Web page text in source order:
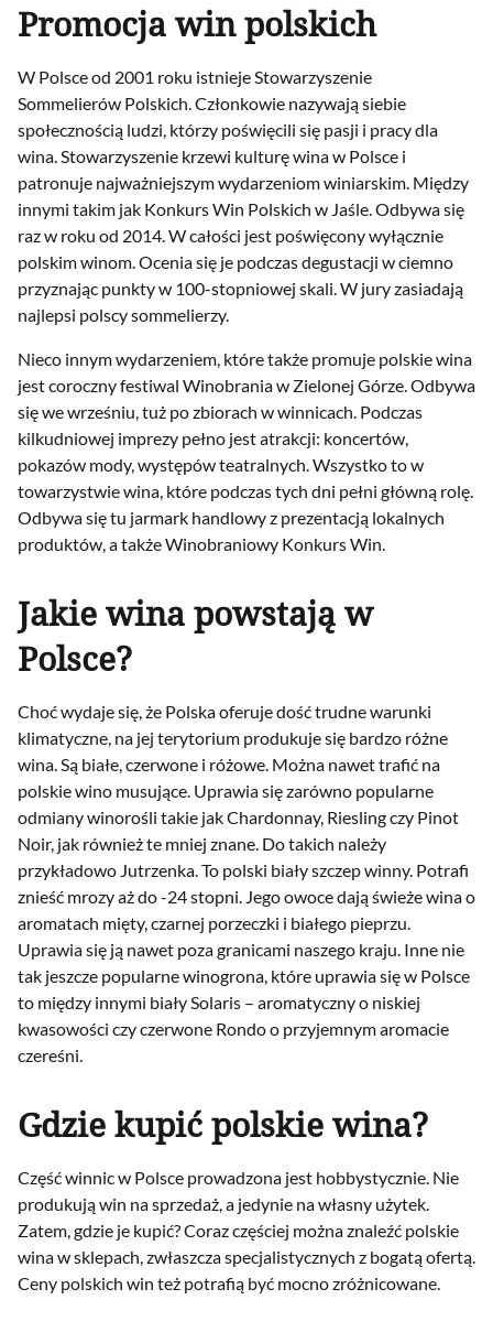
Promocja win polskich
W Polsce od 2001 roku istnieje Stowarzyszenie
Sommelierów Polskich. Członkowie nazywają siebie
społecznością ludzi, którzy poświęcili się pasji i pracy dla
wina. Stowarzyszenie krzewi kulturę wina w Polsce i
patronuje najważniejszym wydarzeniom winiarskim. Między
innymi takim jak Konkurs Win Polskich w Jaśle. Odbywa się
raz w roku od 2014. W całości jest poświęcony wyłącznie
polskim winom. Ocenia się je podczas degustacji w ciemno
przyznając punkty w 100-stopniowej skali. W jury zasiadają
najlepsi polscy sommelierzy.
Nieco innym wydarzeniem, które także promuje polskie wina
jest coroczny festiwal Winobrania w Zielonej Górze. Odbywa
się we wrześniu, tuż po zbiorach w winnicach. Podczas
kilkudniowej imprezy pełno jest atrakcji: koncertów,
pokazów mody, występów teatralnych. Wszystko to w
towarzystwie wina, które podczas tych dni pełni główną rolę.
Odbywa się tu jarmark handlowy z prezentacją lokalnych
produktów, a także Winobraniowy Konkurs Win.
Jakie wina powstają w
Polsce?
Choć wydaje się, że Polska oferuje dość trudne warunki
klimatyczne, na jej terytorium produkuje się bardzo różne
wina. Są białe, czerwone i różowe. Można nawet trafić na
polskie wino musujące. Uprawia się zarówno popularne
odmiany winorośli takie jak Chardonnay, Riesling czy Pinot
Noir, jak również te mniej znane. Do takich należy
przykładowo Jutrzenka. To polski biały szczep winny. Potrafi
znieść mrozy aż do -24 stopni. Jego owoce dają świeże wina o
aromatach mięty, czarnej porzeczki i białego pieprzu.
Uprawia się ją nawet poza granicami naszego kraju. Inne nie
tak jeszcze popularne winogrona, które uprawia się w Polsce
to między innymi biały Solaris – aromatyczny o niskiej
kwasowości czy czerwone Rondo o przyjemnym aromacie
czereśni.
Gdzie kupić polskie wina?
Część winnic w Polsce prowadzona jest hobbystycznie. Nie
produkują win na sprzedaż, a jedynie na własny użytek.
Zatem, gdzie je kupić? Coraz częściej można znaleźć polskie
wina w sklepach, zwłaszcza specjalistycznych z bogatą ofertą.
Ceny polskich win też potrafią być mocno zróżnicowane.